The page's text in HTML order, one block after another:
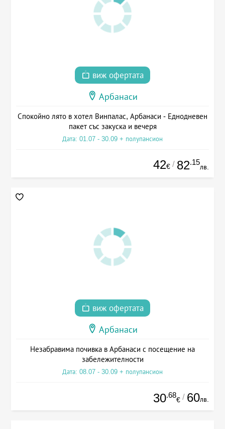
виж офертата
Арбанаси
Спокойно лято в хотел Винпалас, Арбанаси - Еднодневен
пакет със закуска и вечеря
Дата: 01.07 - 30.09 + полупансион
42€ / 82.15
лв.
виж офертата
Арбанаси
Незабравима почивка в Арбанаси с посещение на
забележителности
Дата: 08.07 - 30.09 + полупансион
30.68
€ / 60лв.